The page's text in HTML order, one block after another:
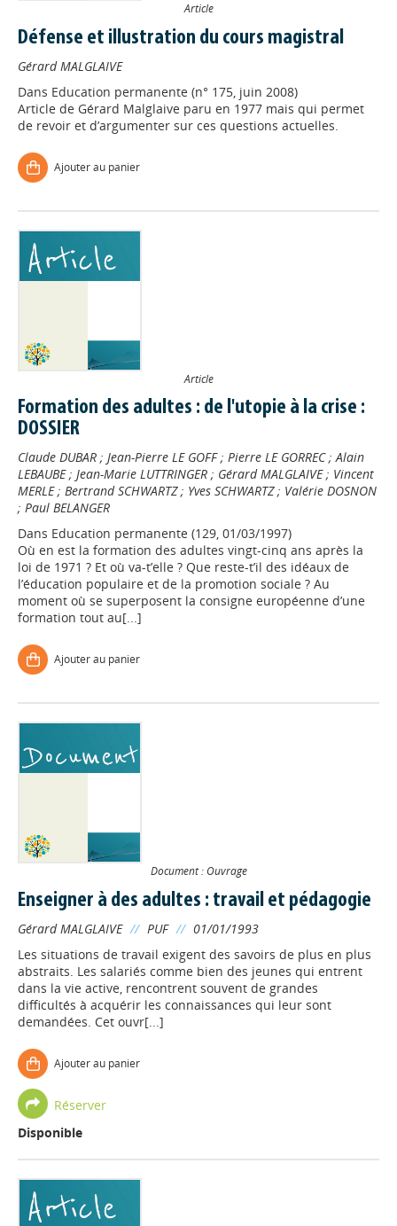
Article
Défense et illustration du cours magistral
Gérard MALGLAIVE
Dans Education permanente (n° 175, juin 2008)
Article de Gérard Malglaive paru en 1977 mais qui permet
de revoir et d’argumenter sur ces questions actuelles.
Ajouter au panier
Article
Formation des adultes : de l'utopie à la crise :
DOSSIER
Claude DUBAR ; Jean-Pierre LE GOFF; Pierre LE GORREC;Alain
LEBAUBE; Jean-Marie LUTTRINGER ; Gérard MALGLAIVE; Vincent
MERLE; Bertrand SCHWARTZ; Yves SCHWARTZ; Valérie DOSNON
; Paul BELANGER
Dans Education permanente (129, 01/03/1997)
Où en est la formation des adultes vingt-cinq ans après la
loi de 1971 ? Et où va-t’elle ? Que reste-t’il des idéaux de
l’éducation populaire et de la promotion sociale ? Au
moment où se superposent la consigne européenne d’une
formation tout au[...]
Ajouter au panier
Document : Ouvrage
Enseigner à des adultes : travail et pédagogie
Gérard MALGLAIVE // PUF // 01/01/1993
Les situations de travail exigent des savoirs de plus en plus
abstraits. Les salariés comme bien des jeunes qui entrent
dans la vie active, rencontrent souvent de grandes
difficultés à acquérir les connaissances qui leur sont
demandées. Cet ouvr[...]
Ajouter au panier
Réserver
Disponible